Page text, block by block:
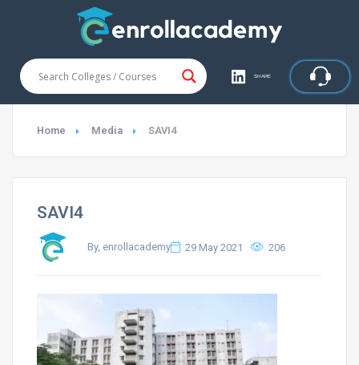
SHARE
Home Media SAVI4
SAVI4
By, enrollacademy 29 May 2021 206